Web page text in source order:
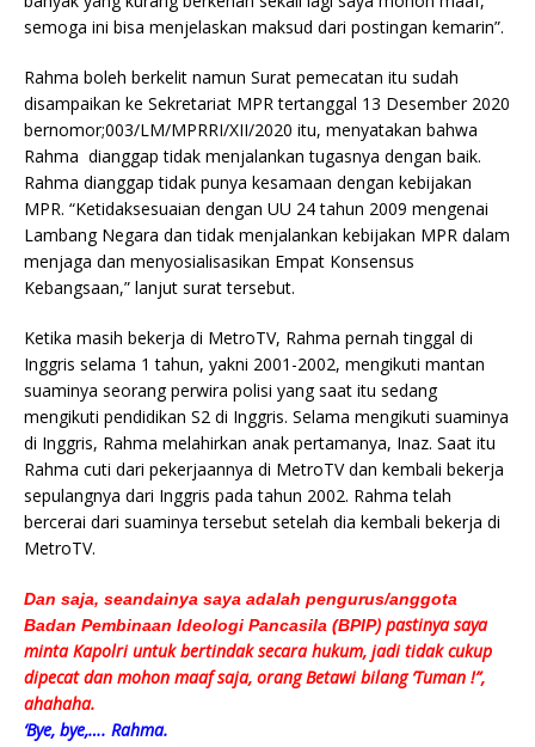
semoga ini bisa menjelaskan maksud dari postingan kemarin”.
Rahma boleh berkelit namun Surat pemecatan itu sudah
disampaikan ke Sekretariat MPR tertanggal 13 Desember 2020
bernomor;003/LM/MPRRI/XII/2020 itu, menyatakan bahwa
Rahma dianggap tidak menjalankan tugasnya dengan baik.
Rahma dianggap tidak punya kesamaan dengan kebijakan
MPR. “Ketidaksesuaian dengan UU 24 tahun 2009 mengenai
Lambang Negara dan tidak menjalankan kebijakan MPR dalam
menjaga dan menyosialisasikan Empat Konsensus
Kebangsaan,” lanjut surat tersebut.
Ketika masih bekerja di MetroTV, Rahma pernah tinggal di
Inggris selama 1 tahun, yakni 2001-2002, mengikuti mantan
suaminya seorang perwira polisi yang saat itu sedang
mengikuti pendidikan S2 di Inggris. Selama mengikuti suaminya
di Inggris, Rahma melahirkan anak pertamanya, Inaz. Saat itu
Rahma cuti dari pekerjaannya di MetroTV dan kembali bekerja
sepulangnya dari Inggris pada tahun 2002. Rahma telah
bercerai dari suaminya tersebut setelah dia kembali bekerja di
MetroTV.
Dan saja, seandainya saya adalah pengurus/anggota
Badan Pembinaan Ideologi Pancasila (BPIP) pastinya saya
minta Kapolri untuk bertindak secara hukum, jadi tidak cukup
dipecat dan mohon maaf saja, orang Betawi bilang ‘Tuman !”,
ahahaha.
‘Bye, bye,…. Rahma.